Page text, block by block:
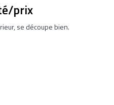
prix
se découpe bien.